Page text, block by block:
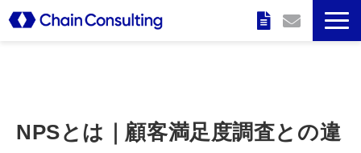
NPSとは｜顧客満足度調査との違